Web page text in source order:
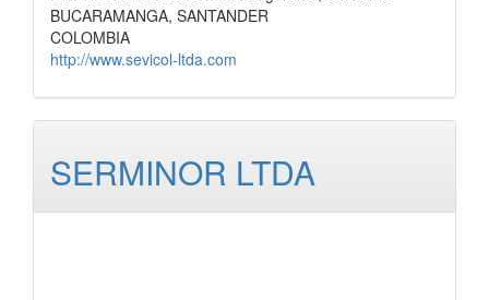
BUCARAMANGA, SANTANDER
COLOMBIA
http://www.sevicol-ltda.com
SERMINOR LTDA